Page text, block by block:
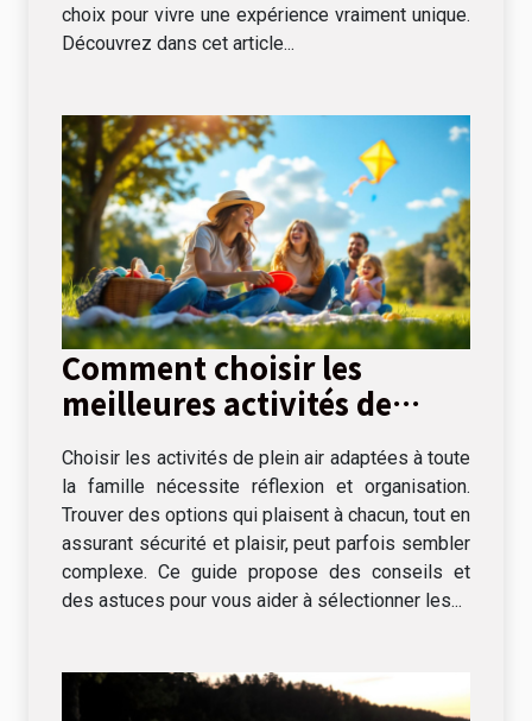
choix pour vivre une expérience vraiment unique.
Découvrez dans cet article...
Comment choisir les
meilleures activités de
famille
Choisir les activités de plein air adaptées à toute
la famille nécessite réflexion et organisation.
Trouver des options qui plaisent à chacun, tout en
assurant sécurité et plaisir, peut parfois sembler
complexe. Ce guide propose des conseils et
des astuces pour vous aider à sélectionner les...